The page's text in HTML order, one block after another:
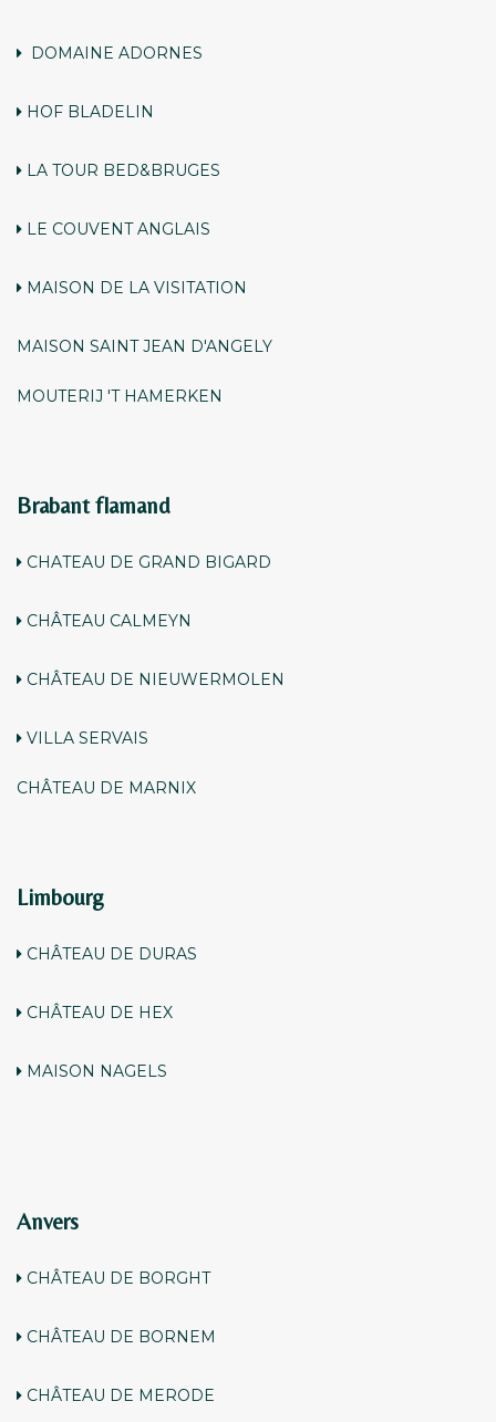
DOMAINE ADORNES
HOF BLADELIN
LA TOUR BED&BRUGES
LE COUVENT ANGLAIS
MAISON DE LA VISITATION
MAISON SAINT JEAN D'ANGELY
MOUTERIJ 'T HAMERKEN
Brabant flamand
CHATEAU DE GRAND BIGARD
CHÂTEAU CALMEYN
CHÂTEAU DE NIEUWERMOLEN
VILLA SERVAIS
CHÂTEAU DE MARNIX
Limbourg
CHÂTEAU DE DURAS
CHÂTEAU DE HEX
MAISON NAGELS
Anvers
CHÂTEAU DE BORGHT
CHÂTEAU DE BORNEM
CHÂTEAU DE MERODE